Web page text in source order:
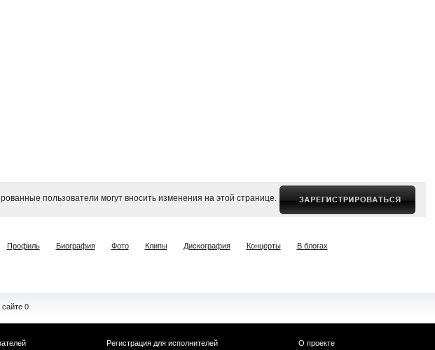
пользователи могут вносить изменения на этой странице.
Профиль Биография Фото Клипы Дискография Концерты В блогах
0
Регистрация для исполнителей
О проекте